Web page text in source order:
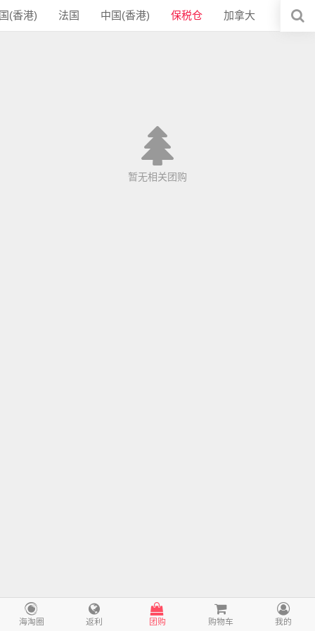
(香港) 法国 中国(香港) 保税仓 加拿大
暂无相关团购
海淘圈 返利 团购 购物车 我的